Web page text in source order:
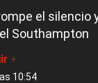
el silencio
Southampton
+
10:54